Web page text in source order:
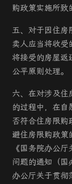
购政策实施所致
五、 对于因住房
卖人应当将收受
将接受的房屋返
公平原则处理。
六、 在对涉及住
的过程中，在
否符合住房限购
避住房限购政策
《国务院办公
问题的通知（
办公厅关于贯彻